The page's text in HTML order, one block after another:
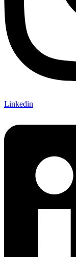
Linkedin